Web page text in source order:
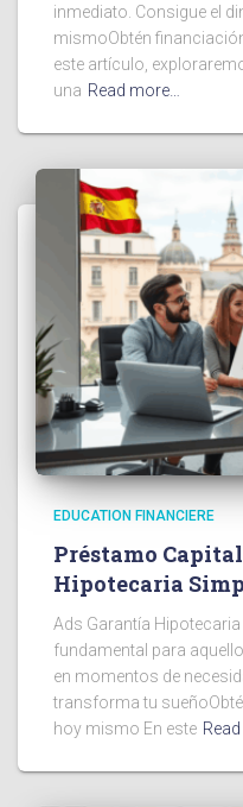
inmediato. Consigue el
mismoObtén
este artículo,
una Read more…
EDUCATION FINANCIERE
Préstamo
Hipotecaria
Ads Garantía
fundamental para
en momentos de
transforma tu
hoy mismo En este